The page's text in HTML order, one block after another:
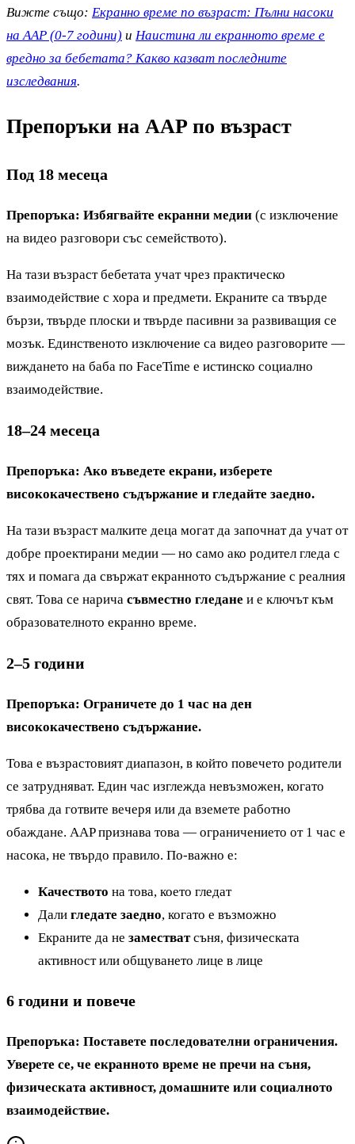
Вижте също: Екранно време по възраст: Пълни насоки
на AAP (0-7 години) и Наистина ли екранното време е
вредно за бебетата? Какво казват последните
изследвания.
Препоръки на AAP по възраст
Под 18 месеца
Препоръка: Избягвайте екранни медии (с изключение
на видео разговори със семейството).
На тази възраст бебетата учат чрез практическо
взаимодействие с хора и предмети. Екраните са твърде
бързи, твърде плоски и твърде пасивни за развиващия се
мозък. Единственото изключение са видео разговорите —
виждането на баба по FaceTime е истинско социално
взаимодействие.
18–24 месеца
Препоръка: Ако въведете екрани, изберете
висококачествено съдържание и гледайте заедно.
На тази възраст малките деца могат да започнат да учат от
добре проектирани медии — но само ако родител гледа с
тях и помага да свържат екранното съдържание с реалния
свят. Това се нарича съвместно гледане и е ключът към
образователното екранно време.
2–5 години
Препоръка: Ограничете до 1 час на ден
висококачествено съдържание.
Това е възрастовият диапазон, в който повечето родители
се затрудняват. Един час изглежда невъзможен, когато
трябва да готвите вечеря или да вземете работно
обаждане. AAP признава това — ограничението от 1 час е
насока, не твърдо правило. По-важно е:
Качеството на това, което гледат
Дали гледате заедно, когато е възможно
Екраните да не заместватсъня, физическата
активност или общуването лице в лице
6 години и повече
Препоръка: Поставете последователни ограничения.
Уверете се, че екранното време не пречи на съня,
физическата активност, домашните или социалното
взаимодействие.